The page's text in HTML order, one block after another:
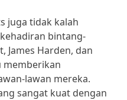
juga tidak kalah
bintang-
James Harden, dan
memberikan
lawan mereka.
sangat kuat dengan